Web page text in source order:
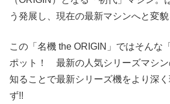
う発展し、現在の最新マシンへと変貌
この「名機 the ORIGIN」ではそんな
ポット！ 最新の人気シリーズマシン
知ることで最新シリーズ機をより深
ず!!